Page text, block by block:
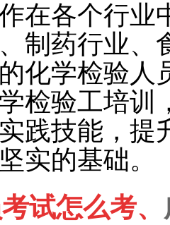
在各个行业
制药行业、
化学检验人
检验工培训
践技能，提
实的基础。
试怎么考、